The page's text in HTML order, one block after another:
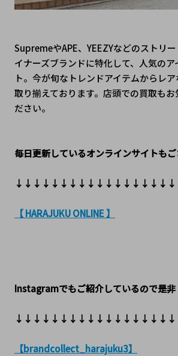
SupremeやAPE、YEEZYなどのストリ
イナーズブランドに特化して、人気のア
ト。今が旬なトレンドアイテムからレ
取り揃えております。店頭での買取もお
ださい。
毎日更新しているオンラインサイトもご
【 HARAJUKU ONLINE 】
Instagramでもご紹介しているので是非
【brandcollect_harajuku3】